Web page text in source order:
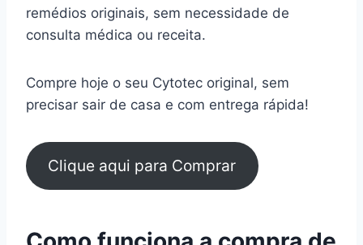
remédios originais, sem necessidade de
consulta médica ou receita.
Compre hoje o seu Cytotec original, sem
precisar sair de casa e com entrega rápida!
Clique aqui para Comprar